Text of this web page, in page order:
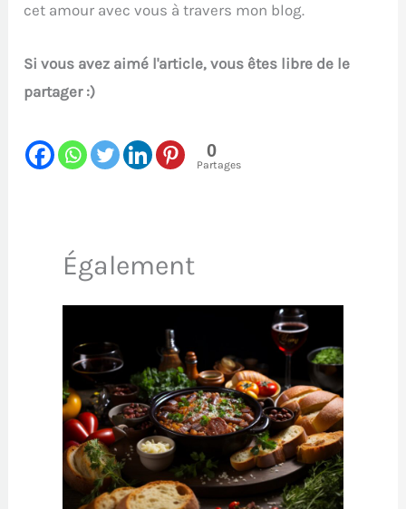
cet amour avec vous à travers mon blog.
Si vous avez aimé l'article, vous êtes libre de le
partager :)
0
Partages
Également